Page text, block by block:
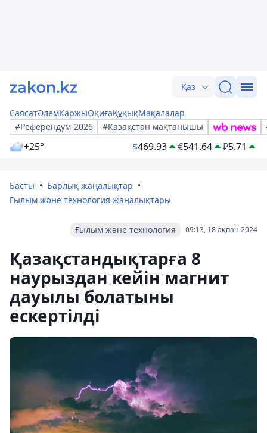
Қаз
СаясатӘлемҚаржыОқиғаҚұқықМақалалар
#Референдум-2026
#Қазақстан мақтанышы
+25° $469.93 €541.64 ₽5.71
Басты
Барлық жаңалықтар
Ғылым және технология жаңалықтары
09:13, 18 ақпан 2024
Ғылым және технология
Қазақстандықтарға 8
наурыздан кейін магнит
дауылы болатыны
ескертілді